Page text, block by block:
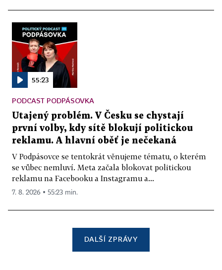
55:23
PODCAST PODPÁSOVKA
Utajený problém. V Česku se chystají
první volby, kdy sítě blokují politickou
reklamu. A hlavní oběť je nečekaná
V Podpásovce se tentokrát věnujeme tématu, o kterém
se vůbec nemluví. Meta začala blokovat politickou
reklamu na Facebooku a Instagramu a...
7. 8. 2026 ▪ 55:23 min.
DALŠÍ ZPRÁVY